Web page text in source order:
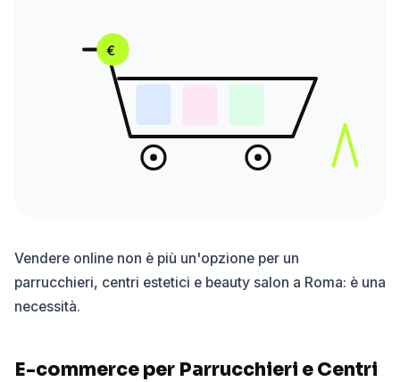
€
Vendere online non è più un'opzione per un
parrucchieri, centri estetici e beauty salon a Roma: è una
necessità.
E-commerce per Parrucchieri e Centri